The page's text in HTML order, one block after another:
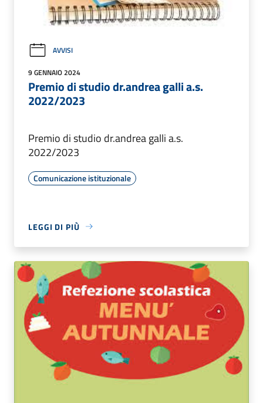
AVVISI
9 GENNAIO 2024
Premio di studio dr.andrea galli a.s.
2022/2023
Premio di studio dr.andrea galli a.s.
2022/2023
Comunicazione istituzionale
LEGGI DI PIÙ